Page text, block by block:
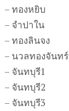
– ทองหยิบ
– จำปาใน
– ทองลินจง
– นวลทองจันทร์
– จันทบุรี1
– จันทบุรี2
– จันทบุรี3